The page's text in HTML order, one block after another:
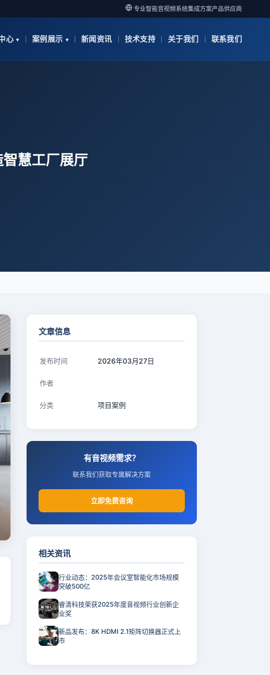
专业智能音视频系统集成方案产品供应商
心 案例展示 新闻资讯 技术支持 关于我们 联系我们
慧工厂展厅
文章信息
发布时间 2026年03月27日
作者
分类 项目案例
有音视频需求？
联系我们获取专属解决方案
立即免费咨询
相关资讯
行业动态：2025年会议室智能化市场规模
突破500亿
睿清科技荣获2025年度音视频行业创新企
业奖
新品发布：8K HDMI 2.1矩阵切换器正式上
市